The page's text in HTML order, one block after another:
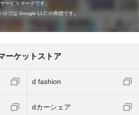
ービスマークです。
ゴは Google LLC の商標です。
ーケットストア
d fashion
dカーシェア